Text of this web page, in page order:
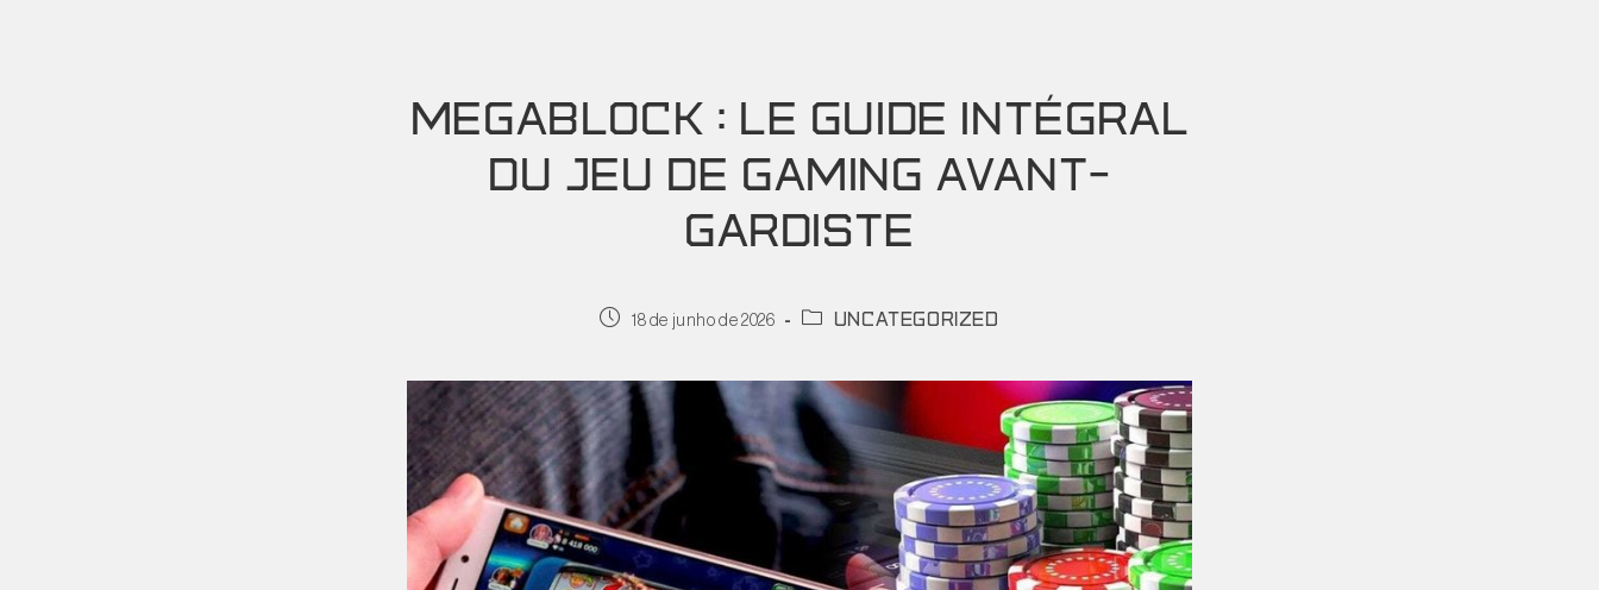
MEGABLOCK : LE GUIDE INTÉGRAL
DU JEU DE GAMING AVANT-
GARDISTE
18 de junho de 2026 uncategorized